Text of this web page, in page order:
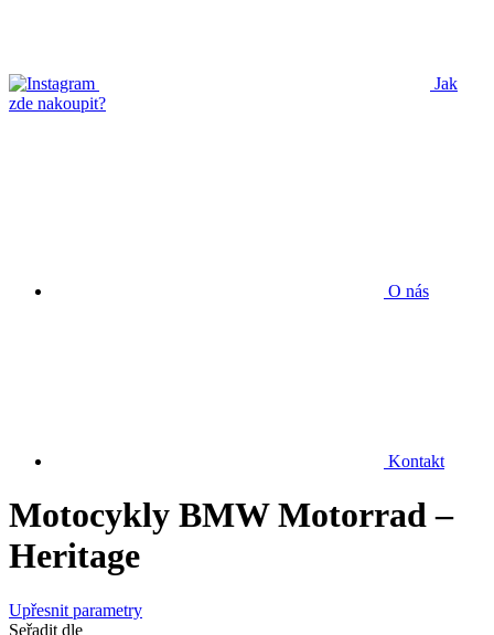
Jak
zde nakoupit?
O nás
Kontakt
Motocykly BMW Motorrad –
Heritage
Upřesnit parametry
Seřadit dle